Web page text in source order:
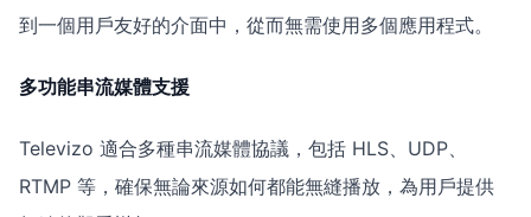
到一個用戶友好的介面中，從而無需使用多個應用程式。
多功能串流媒體支援
Televizo 適合多種串流媒體協議，包括 HLS、UDP、
RTMP 等，確保無論來源如何都能無縫播放，為用戶提供